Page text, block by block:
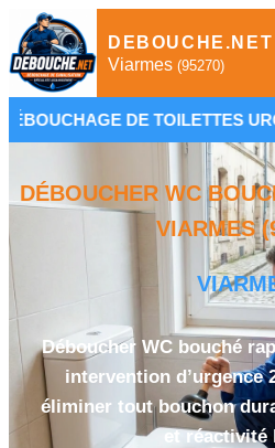
DEBOUCHE.NET
Viarmes (95270)
DE TOILETTES URGENCE
DÉBOUCHER WC
VIARMES
Déboucher WC bouché
intervention d’urgence
éliminer tout bouchon
et réactivité